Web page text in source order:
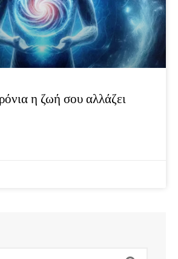
η ζωή σου αλλάζει